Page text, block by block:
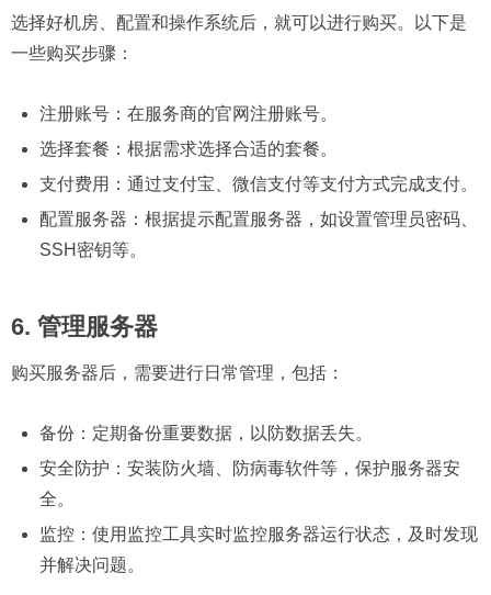
选择好机房、配置和操作系统后，就可以进行购买。以下是
一些购买步骤：
注册账号：在服务商的官网注册账号。
选择套餐：根据需求选择合适的套餐。
支付费用：通过支付宝、微信支付等支付方式完成支付。
配置服务器：根据提示配置服务器，如设置管理员密码、
SSH密钥等。
6. 管理服务器
购买服务器后，需要进行日常管理，包括：
备份：定期备份重要数据，以防数据丢失。
安全防护：安装防火墙、防病毒软件等，保护服务器安
全。
监控：使用监控工具实时监控服务器运行状态，及时发现
并解决问题。